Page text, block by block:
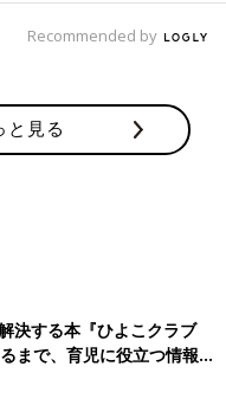
Recommended by
と見る
決する本『ひよこクラブ
まで、育児に役立つ情報が